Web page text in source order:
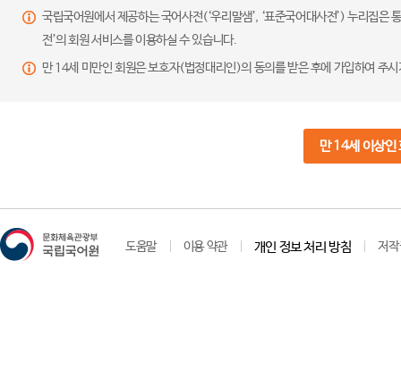
국립국어원에서 제공하는 국어사전(‘우리말샘’, ‘표준국어대사전’) 누리집
전’의 회원 서비스를 이용하실 수 있습니다.
만 14세 미만인 회원은 보호자(법정대리인)의 동의를 받은 후에 가입하여 주
만 14세 이상인
도움말 이용 약관 개인 정보 처리 방침 저